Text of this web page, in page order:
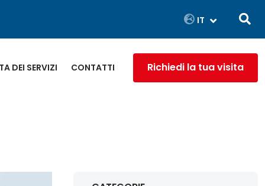
DEI SERVIZI CONTATTI Richiedi la tua visita